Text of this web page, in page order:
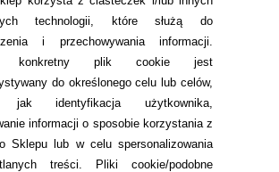
technologii, które służą do
i przechowywania informacji.
konkretny plik cookie jest
do określonego celu lub celów,
jak identyfikacja użytkownika,
informacji o sposobie korzystania z
Sklepu lub w celu spersonalizowania
treści.
Pliki cookie/podobne
na koncie klienta w sklepie.
KONTAKTOWE